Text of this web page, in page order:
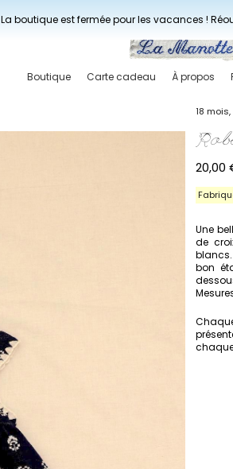
La boutique est fermée pour les vacances !
Boutique Carte cadeau À propos
18
20,00
Une
de
bon